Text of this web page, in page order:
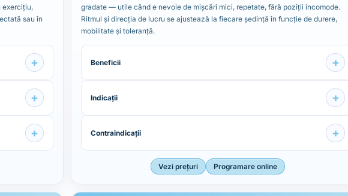
exercițiu,
sau în
+
+
+
gradate — utile când e nevoie de mișcări mici, repetate, fără poziții incomode.
Ritmul și direcția de lucru se ajustează la fiecare ședință în funcție de durere,
mobilitate și toleranță.
Beneficii +
Indicații +
Contraindicații +
Vezi prețuri Programare online